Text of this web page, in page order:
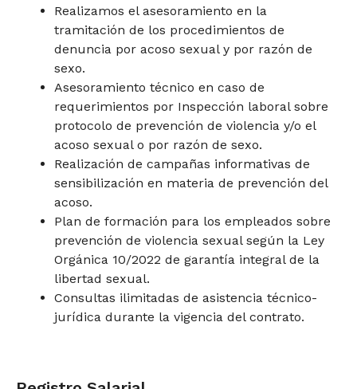
Realizamos el asesoramiento en la
tramitación de los procedimientos de
denuncia por acoso sexual y por razón de
sexo.
Asesoramiento técnico en caso de
requerimientos por Inspección laboral sobre
protocolo de prevención de violencia y/o el
acoso sexual o por razón de sexo.
Realización de campañas informativas de
sensibilización en materia de prevención del
acoso.
Plan de formación para los empleados sobre
prevención de violencia sexual según la Ley
Orgánica 10/2022 de garantía integral de la
libertad sexual.
Consultas ilimitadas de asistencia técnico-
jurídica durante la vigencia del contrato.